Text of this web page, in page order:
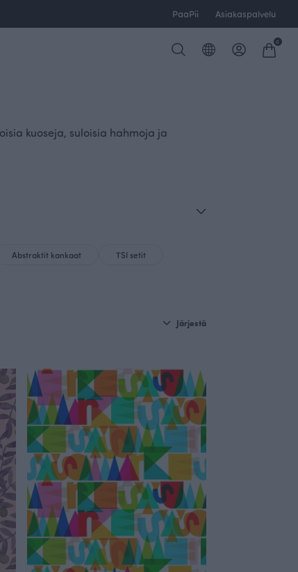
PaaPii Asiakaspalvelu
0
kuoseja, suloisia hahmoja ja
Abstraktit kankaat TSI setit
Järjestä